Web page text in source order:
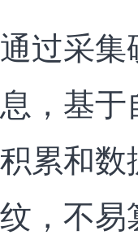
通过采集
息，基于
积累和数
纹，不易